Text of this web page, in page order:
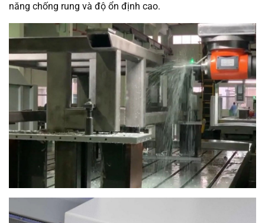
năng chống rung và độ ổn định cao.